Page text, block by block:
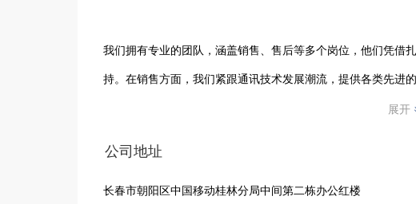
我们拥有专业的团队，涵盖销售、售后等多个岗位，他们凭借
持。在销售方面，我们紧跟通讯技术发展潮流，提供各类先进
待命，确保客户在使用过程中遇到的问题能得到及时、有效的解
的通讯设备市场中占据了一席之地。未来，我们将继续秉持专
展开
公司地址
长春市朝阳区中国移动桂林分局中间第二栋办公红楼